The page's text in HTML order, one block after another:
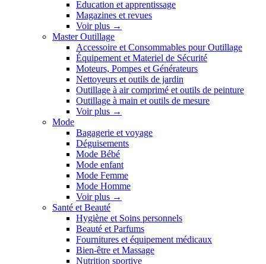
Education et apprentissage
Magazines et revues
Voir plus →
Master Outillage
Accessoire et Consommables pour Outillage
Équipement et Materiel de Sécurité
Moteurs, Pompes et Générateurs
Nettoyeurs et outils de jardin
Outillage à air comprimé et outils de peinture
Outillage à main et outils de mesure
Voir plus →
Mode
Bagagerie et voyage
Déguisements
Mode Bébé
Mode enfant
Mode Femme
Mode Homme
Voir plus →
Santé et Beauté
Hygiène et Soins personnels
Beauté et Parfums
Fournitures et équipement médicaux
Bien-être et Massage
Nutrition sportive